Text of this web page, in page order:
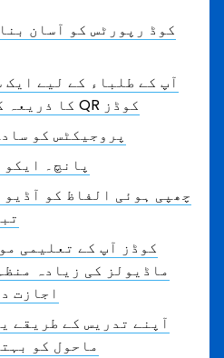
کا ذریعہ کے طور پر QR کوڈز
پروجیکٹس کو
پانچ۔ ایکو
چھپی ہوئی الفاظ کو
ماڈیولز کی زیادہ
اجازت
آپنے تدریس کے طریقے
ماحول کو